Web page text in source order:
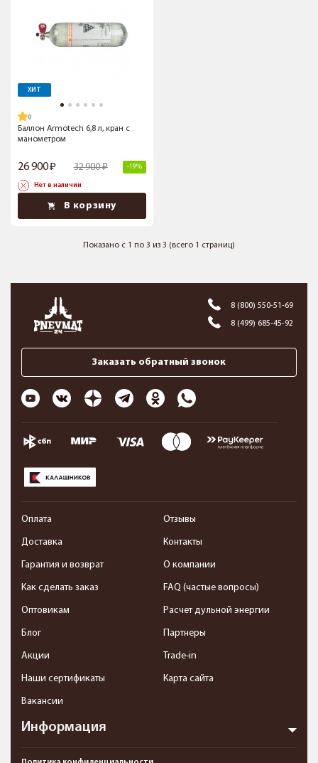
ХИТ
Баллон Armotech 6,8 л, кран с
манометром
26 900 32 900 -19%
Нет в наличии
В корзину
Показано с 1 по 3 из 3 (всего 1 страниц)
8 (800) 550-51-69
8 (499) 685-45-92
Заказать обратный звонок
Информация
Оплата
Доставка
Гарантия и возврат
Как сделать заказ
Оптовикам
Блог
Акции
Наши сертификаты
Вакансии
Отзывы
Контакты
О компании
FAQ (частые вопросы)
Расчет дульной энергии
Партнеры
Trade-in
Карта сайта